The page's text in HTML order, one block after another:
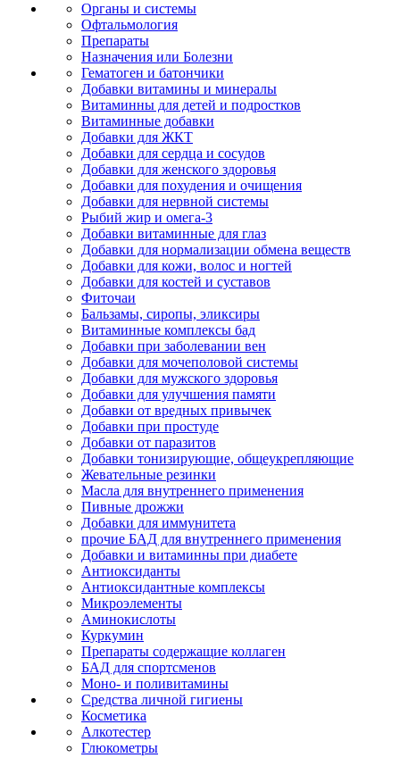
Органы и системы
Офтальмология
Препараты
Назначения или Болезни
Гематоген и батончики
Добавки витамины и минералы
Витаминны для детей и подростков
Витаминные добавки
Добавки для ЖКТ
Добавки для сердца и сосудов
Добавки для женского здоровья
Добавки для похудения и очищения
Добавки для нервной системы
Рыбий жир и омега-3
Добавки витаминные для глаз
Добавки для нормализации обмена веществ
Добавки для кожи, волос и ногтей
Добавки для костей и суставов
Фиточаи
Бальзамы, сиропы, эликсиры
Витаминные комплексы бад
Добавки при заболевании вен
Добавки для мочеполовой системы
Добавки для мужского здоровья
Добавки для улучшения памяти
Добавки от вредных привычек
Добавки при простуде
Добавки от паразитов
Добавки тонизирующие, общеукрепляющие
Жевательные резинки
Масла для внутреннего применения
Пивные дрожжи
Добавки для иммунитета
прочие БАД для внутреннего применения
Добавки и витаминны при диабете
Антиоксиданты
Антиоксидантные комплексы
Микроэлементы
Аминокислоты
Куркумин
Препараты содержащие коллаген
БАД для спортсменов
Моно- и поливитамины
Средства личной гигиены
Косметика
Алкотестер
Глюкометры